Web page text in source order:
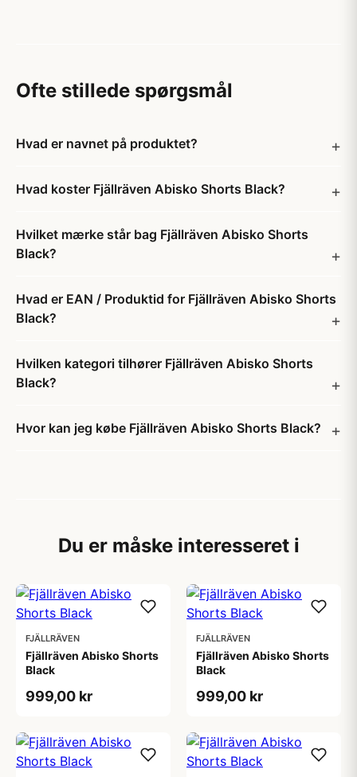
Ofte stillede spørgsmål
Hvad er navnet på produktet?
Hvad koster Fjällräven Abisko Shorts Black?
Hvilket mærke står bag Fjällräven Abisko Shorts
Black?
Hvad er EAN / Produktid for Fjällräven Abisko Shorts
Black?
Hvilken kategori tilhører Fjällräven Abisko Shorts
Black?
Hvor kan jeg købe Fjällräven Abisko Shorts Black?
Du er måske interesseret i
FJÄLLRÄVEN
Fjällräven Abisko Shorts
Black
999,00 kr
FJÄLLRÄVEN
Fjällräven Abisko Shorts
Black
999,00 kr